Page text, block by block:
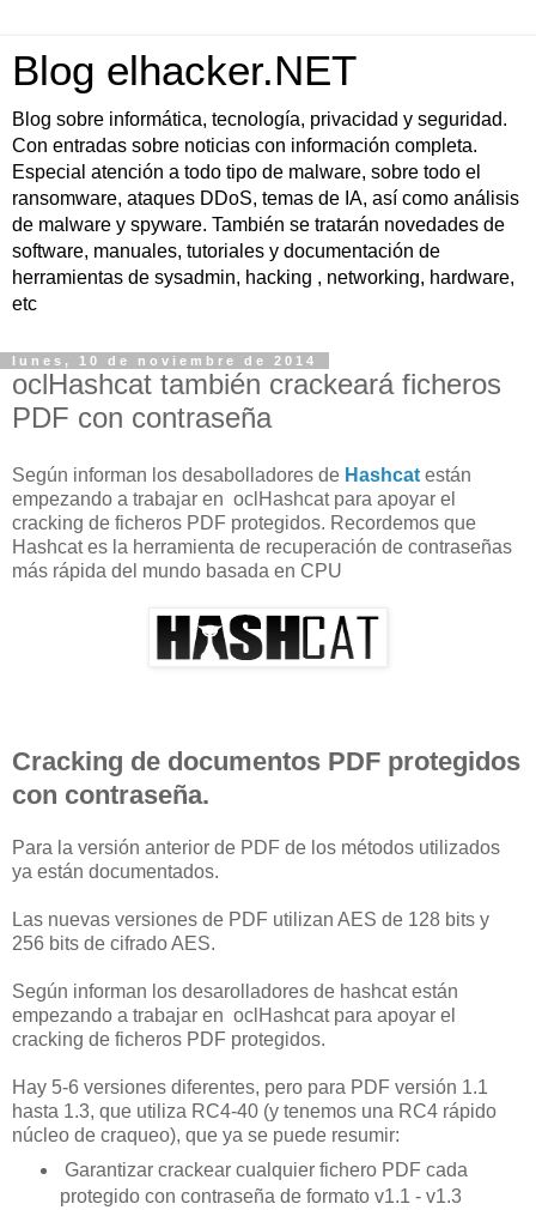
Blog elhacker.NET
Blog sobre informática, tecnología, privacidad y seguridad.
Con entradas sobre noticias con información completa.
Especial atención a todo tipo de malware, sobre todo el
ransomware, ataques DDoS, temas de IA, así como análisis
de malware y spyware. También se tratarán novedades de
software, manuales, tutoriales y documentación de
herramientas de sysadmin, hacking , networking, hardware,
etc
lunes, 10 de noviembre de 2014
oclHashcat también crackeará ficheros
PDF con contraseña
Según informan los desabolladores de Hashcat están
empezando a trabajar en oclHashcat para apoyar el
cracking de ficheros PDF protegidos. Recordemos que
Hashcat es la herramienta de recuperación de contraseñas
más rápida del mundo basada en CPU
Cracking de documentos PDF protegidos
con contraseña.
Para la versión anterior de PDF de los métodos utilizados
ya están documentados.
Las nuevas versiones de PDF utilizan AES de 128 bits y
256 bits de cifradoAES.
Según informan los desarolladores de hashcat están
empezando a trabajar en oclHashcat para apoyar el
cracking de ficheros PDF protegidos.
Hay 5-6 versiones diferentes, pero para PDF versión 1.1
hasta 1.3, que utiliza RC4-40 (y tenemos una RC4 rápido
núcleo de craqueo), que ya se puede resumir:
Garantizar crackear cualquier fichero PDF cada
protegido con contraseña de formato v1.1 - v1.3